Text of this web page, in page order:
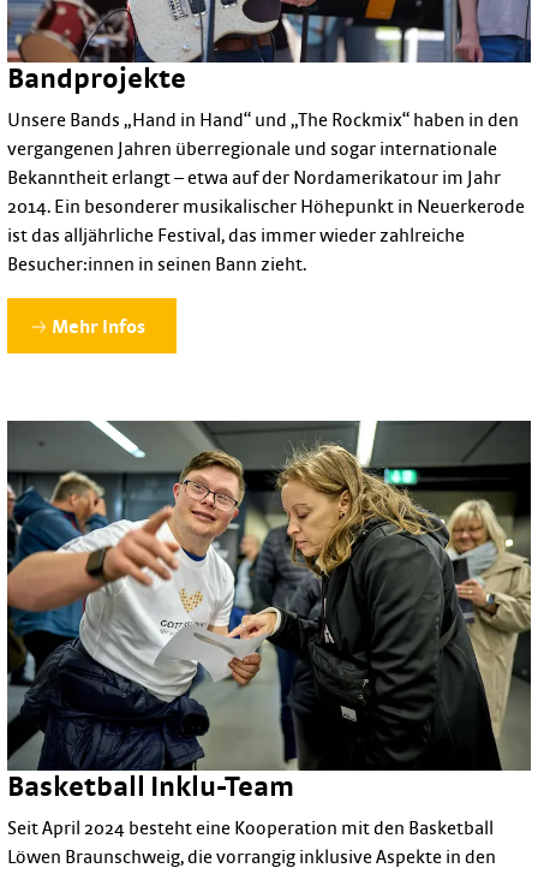
Bandprojekte
Unsere Bands „Hand in Hand“ und „The Rockmix“ haben in den
vergangenen Jahren überregionale und sogar internationale
Bekanntheit erlangt – etwa auf der Nordamerikatour im Jahr
2014. Ein besonderer musikalischer Höhepunkt in Neuerkerode
ist das alljährliche Festival, das immer wieder zahlreiche
Besucher:innen in seinen Bann zieht.
Mehr Infos
Basketball Inklu-Team
Seit April 2024 besteht eine Kooperation mit den Basketball
Löwen Braunschweig, die vorrangig inklusive Aspekte in den